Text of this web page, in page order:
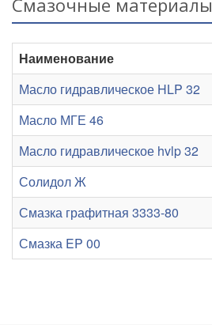
Смазочные материалы
Наименование
Масло гидравлическое HLP 32
Масло МГЕ 46
Масло гидравлическое hvlp 32
Солидол Ж
Смазка графитная 3333-80
Смазка EP 00